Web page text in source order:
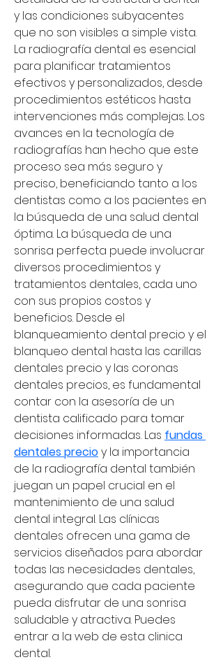
y las condiciones subyacentes
que no son visibles a simple vista.
La radiografía dental es esencial
para planificar tratamientos
efectivos y personalizados, desde
procedimientos estéticos hasta
intervenciones más complejas. Los
avances en la tecnología de
radiografías han hecho que este
proceso sea más seguro y
preciso, beneficiando tanto a los
dentistas como a los pacientes en
la búsqueda de una salud dental
óptima. La búsqueda de una
sonrisa perfecta puede involucrar
diversos procedimientos y
tratamientos dentales, cada uno
con sus propios costos y
beneficios. Desde el
blanqueamiento dental precio y el
blanqueo dental hasta las carillas
dentales precio y las coronas
dentales precios, es fundamental
contar con la asesoría de un
dentista calificado para tomar
decisiones informadas. Las fundas
dentales precio y la importancia
de la radiografía dental también
juegan un papel crucial en el
mantenimiento de una salud
dental integral. Las clínicas
dentales ofrecen una gama de
servicios diseñados para abordar
todas las necesidades dentales,
asegurando que cada paciente
pueda disfrutar de una sonrisa
saludable y atractiva. Puedes
entrar a la web de esta clinica
dental.